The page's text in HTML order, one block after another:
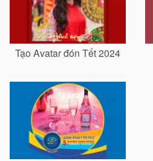
Tạo Avatar đón Tết 2024